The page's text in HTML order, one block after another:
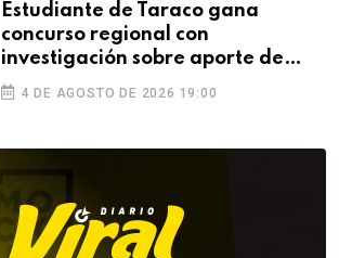
Estudiante de Taraco gana
concurso regional con
investigación sobre aporte de
Puno a la Independencia
4 DE AGOSTO DE 2026 19:00